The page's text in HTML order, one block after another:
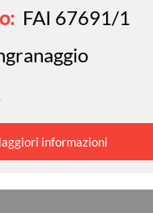
FAI 67691/1
informazioni